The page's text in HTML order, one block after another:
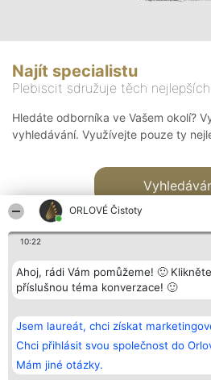
ORLOVÉ Čistoty
10:22
Ahoj, rádi Vám pomůžeme! 🙂
příslušnou téma konverzace! 🙂
Jsem laureát, chci získat
Chci přihlásit svou společnost do
Mám jiné otázky.
Najít specialistu
Plebiscit sdružuje těch
Hledáte odborníka ve Vašem okolí?
vyhledávání. Využívejte pouze ty
Bright Side Solutions sp. z o.
o. sp. k.
ul. Ruska 22
Wrocław 50-079
KRS 0000749100 | Regon
381313360 | NIP 8943132676
Vítězové
Seznam všech
laureátů
Zásady
Zásady